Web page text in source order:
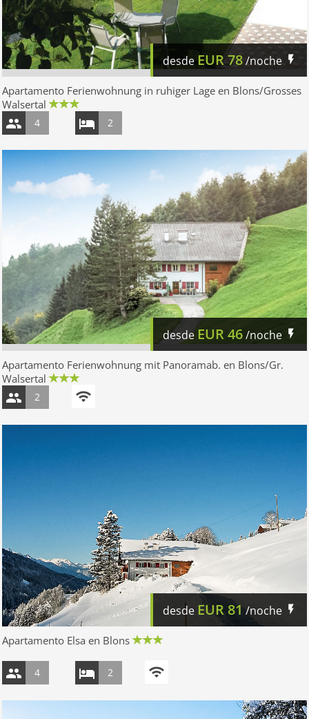
desde EUR78/noche
Apartamento Ferienwohnung in ruhiger Lage en Blons/Grosses
Walsertal
4 2
desde EUR46/noche
Apartamento Ferienwohnung mit Panoramab. en Blons/Gr.
Walsertal
2
desde EUR 81/noche
Apartamento Elsa en Blons
4 2